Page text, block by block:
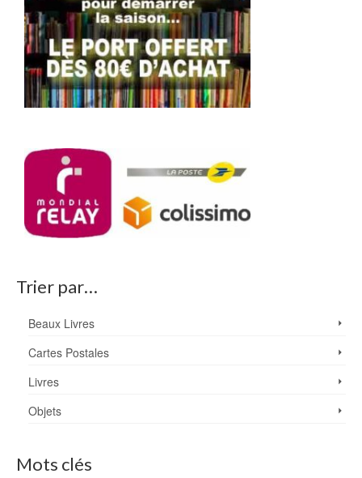
Trier par…
Beaux Livres
Cartes Postales
Livres
Objets
Mots clés